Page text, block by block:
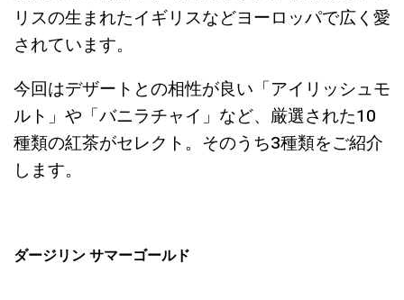
リスの生まれたイギリスなどヨーロッパで広く愛
されています。
今回はデザートとの相性が良い「アイリッシュモ
ルト」や「バニラチャイ」など、厳選された10
種類の紅茶がセレクト。そのうち3種類をご紹介
します。
ダージリン サマーゴールド